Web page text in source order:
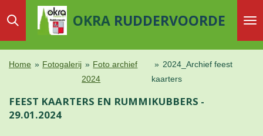
direct
naar
hoofdinhoud
OKRA RUDDERVOORDE
Home » Fotogalerij » Foto archief
2024
» 2024_Archief feest
kaarters
FEEST KAARTERS EN RUMMIKUBBERS -
29.01.2024